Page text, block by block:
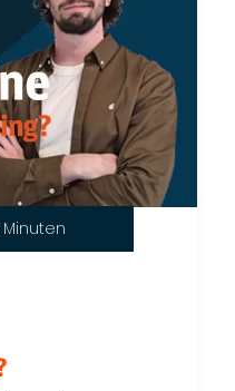
Minuten